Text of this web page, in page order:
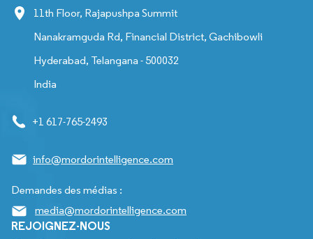
11th Floor, Rajapushpa Summit
Nanakramguda Rd, Financial District, Gachibowli
Hyderabad, Telangana - 500032
India
+1 617-765-2493
info@mordorintelligence.com
Demandes des médias :
media@mordorintelligence.com
REJOIGNEZ-NOUS